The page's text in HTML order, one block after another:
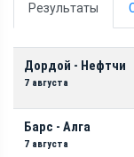
Результаты
Дордой - Нефтчи
7 августа
Барс - Алга
7 августа